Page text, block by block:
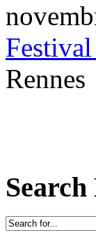
Rennes
Search